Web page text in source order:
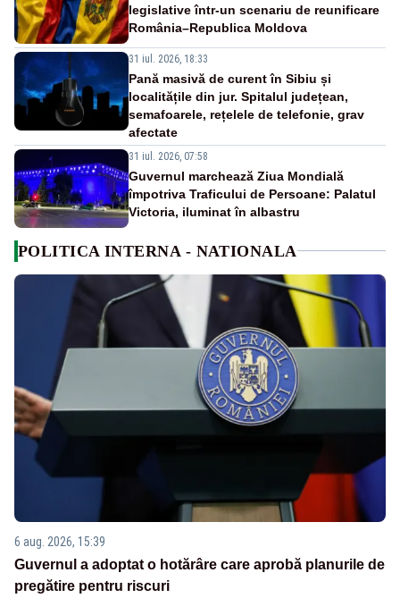
legislative într-un scenariu de reunificare
România–Republica Moldova
31 iul. 2026, 18:33
Pană masivă de curent în Sibiu și
localitățile din jur. Spitalul județean,
semafoarele, rețelele de telefonie, grav
afectate
31 iul. 2026, 07:58
Guvernul marchează Ziua Mondială
împotriva Traficului de Persoane: Palatul
Victoria, iluminat în albastru
POLITICA INTERNA - NATIONALA
6 aug. 2026, 15:39
Guvernul a adoptat o hotărâre care aprobă planurile de
pregătire pentru riscuri